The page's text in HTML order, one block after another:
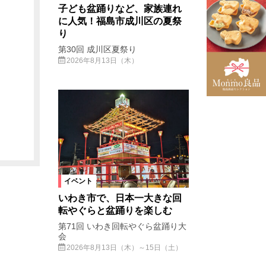
子ども盆踊りなど、家族連れ
に人気！福島市成川区の夏祭
り
第30回 成川区夏祭り
2026年8月13日（木）
イベント
いわき市で、日本一大きな回
転やぐらと盆踊りを楽しむ
第71回 いわき回転やぐら盆踊り大
会
2026年8月13日（木）～15日（土）